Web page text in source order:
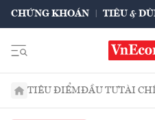
CHỨNG KHOÁN TIÊU &
TIÊU ĐIỂMĐẦU TƯTÀI